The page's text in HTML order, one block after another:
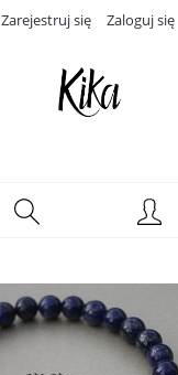
Zarejestruj się Zaloguj się